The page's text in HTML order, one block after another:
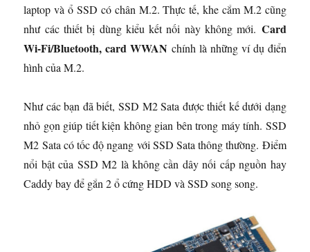
laptop và ổ SSD có chân M.2. Thực tế, khe cắm M.2 cũng
như các thiết bị dùng kiểu kết nối này không mới. Card
Wi-Fi/Bluetooth, card WWAN chính là những ví dụ điển
hình của M.2.
Như các bạn đã biết, SSD M2 Sata được thiết kế dưới dạng
nhỏ gọn giúp tiết kiện không gian bên trong máy tính. SSD
M2 Sata có tốc độ ngang với SSD Sata thông thường. Điểm
nổi bật của SSD M2 là không cần dây nối cấp nguồn hay
Caddy bay để gắn 2 ổ cứng HDD và SSD song song.